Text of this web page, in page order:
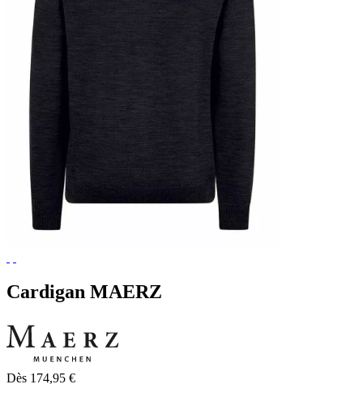
Cardigan MAERZ
Dès 174,95 €